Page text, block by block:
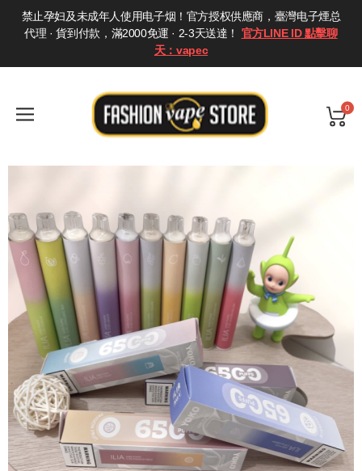
禁止孕妇及未成年人使用电子烟！官方授权供應商，臺灣电子煙总
代理 · 貨到付款，滿2000免運 · 2-3天送達！ 官方LINE ID 點擊聊
天：vapec
0